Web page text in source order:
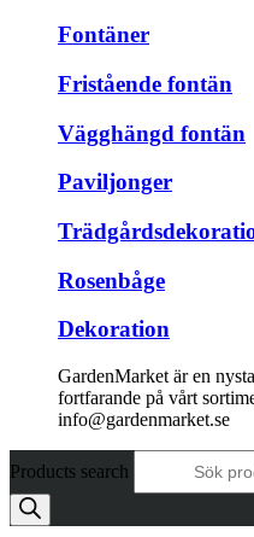
Fontäner
Fristående fontän
Vägghängd fontän
Paviljonger
Rosenbåge
Dekoration
GardenMarket är en
fortfarande på vårt
info@gardenmarket.se
Products search